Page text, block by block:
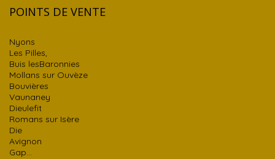
POINTS DE VENTE
Nyons
Les Pilles,
Buis lesBaronnies
Mollans sur Ouvèze
Bouvières
Vaunaney
Dieulefit
Romans sur Isère
Die
Avignon
Gap…